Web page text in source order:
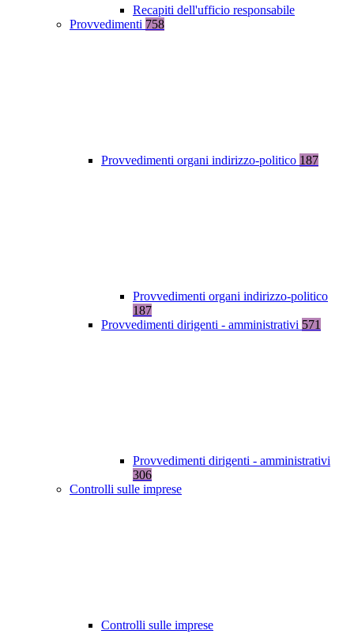
Recapiti dell'ufficio responsabile
Provvedimenti 758
Provvedimenti organi indirizzo-politico 187
Provvedimenti organi indirizzo-politico
187
Provvedimenti dirigenti - amministrativi 571
Provvedimenti dirigenti - amministrativi
306
Controlli sulle imprese
Controlli sulle imprese